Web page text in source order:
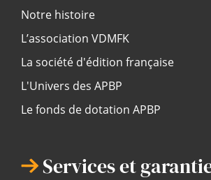
Notre histoire
L’association VDMFK
La société d'édition française
L'Univers des APBP
Le fonds de dotation APBP
Services et